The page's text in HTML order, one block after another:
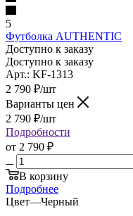
5
Футболка AUTHENTIC
Доступно к заказу
Доступно к заказу
Арт.: KF-1313
2 790 ₽/шт
Варианты цен
2 790 ₽/шт
Подробности
от 2 790 ₽
В корзину
Подробнее
Цвет—Черный